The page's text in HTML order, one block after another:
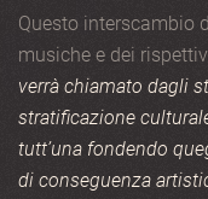
Questo interscambio
musiche e dei
verrà chiamato dagli
stratificazione
tutt’una fondendo
di conseguenza